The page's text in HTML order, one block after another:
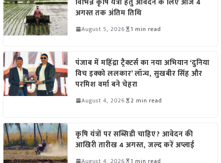
अगस्त तक अंतिम तिथि
August 5, 2026 1 min read
पंजाब में महिंद्रा ट्रैक्टर्स का नया अभियान ‘दुनिया
विच इक्को ललकार’ लॉन्च, सुखबीर सिंह और
परमिश वर्मा बने चेहरा
August 4, 2026 2 min read
कृषि यंत्रों पर सब्सिडी चाहिए? आवेदन की
आखिरी तारीख 4 अगस्त, जल्द करें अप्लाई
August 4, 2026 1 min read